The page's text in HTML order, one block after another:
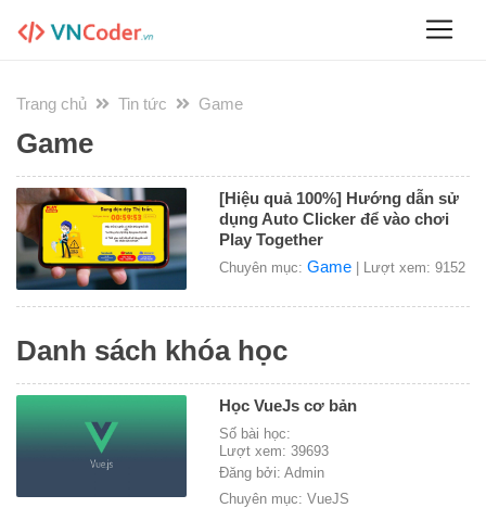
Trang chủ Tin tức Game
Game
[Hiệu quả 100%] Hướng dẫn sử
dụng Auto Clicker để vào chơi
Play Together
Chuyên mục: Game | Lượt xem: 9152
Danh sách khóa học
Học VueJs cơ bản
Số bài học:
Lượt xem: 39693
Đăng bởi: Admin
Chuyên mục: VueJS